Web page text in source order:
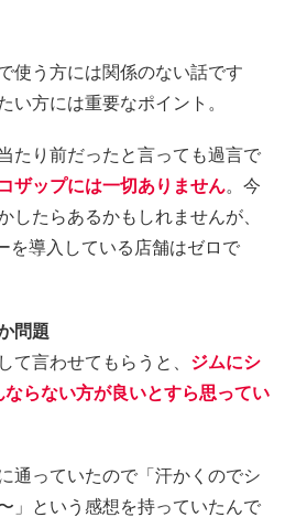
使う方には関係のない話です
い方には重要なポイント。
たり前だったと言っても過言で
ザップには一切ありません。今
したらあるかもしれませんが、
を導入している店舗はゼロで
問題
て言わせてもらうと、 ジムにシ
らない方が良いとすら思ってい
通っていたので「汗かくのでシ
」という感想を持っていたんで